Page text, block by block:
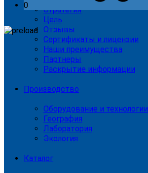
Стратегия
Цель
Отзывы
Сертификаты и лицензии
Наши преимущества
Партнеры
Раскрытие информации
Производство
Оборудование и технологии
География
Лаборатория
Экология
Каталог
0